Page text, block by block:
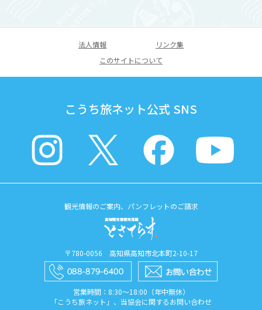
法人情報
リンク集
このサイトについて
こうち旅ネット公式 SNS
観光情報のご案内、パンフレットのご請求
〒780-0056 高知県高知市北本町2-10-17
営業時間：8:30〜18:00（年中無休）
「こうち旅ネット」、当協会に関するお問い合わせ